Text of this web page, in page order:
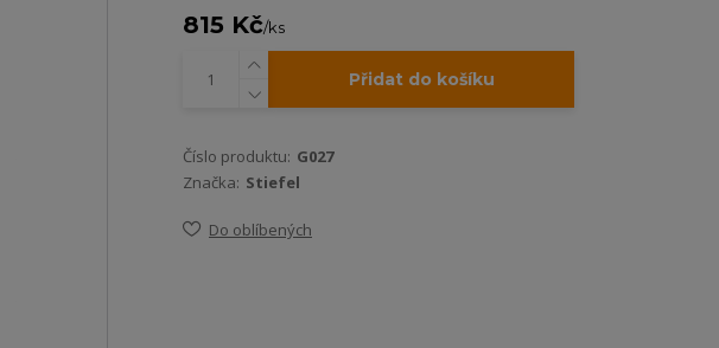
815 Kč/ks
Přidat do košíku
Číslo produktu: G027
Značka: Stiefel
Do oblíbených